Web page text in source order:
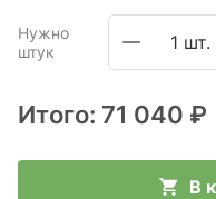
Нужно
штук
1 шт.
Итого: 71 040 ₽
В